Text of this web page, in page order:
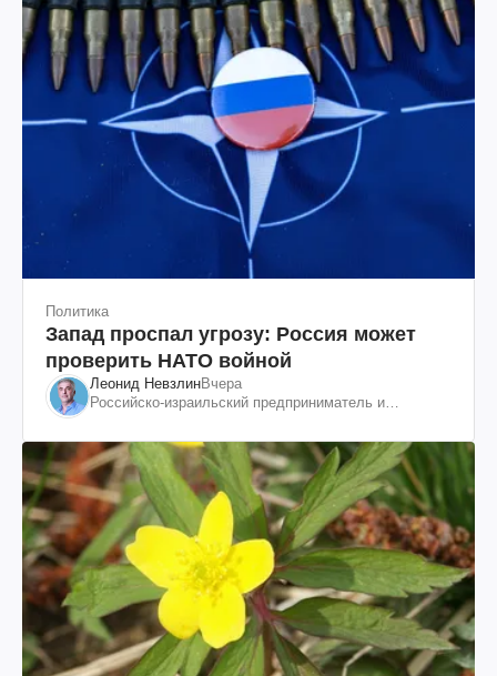
Политика
Запад проспал угрозу: Россия может
проверить НАТО войной
Леонид НевзлинВчера
Российско-израильский предприниматель и
"ЮКОСа"